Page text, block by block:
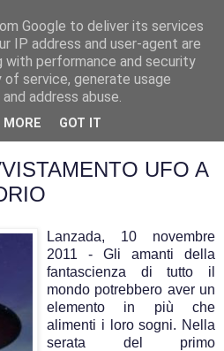
UFO A
Lanzada, 10 novembre
2011 - Gli amanti della
fantascienza di tutto il
mondo potrebbero aver un
elemento in più che
alimenti i loro sogni. Nella
serata del primo
Google to deliver its services
IP address and user-agent are
with performance and security
service, generate usage
address abuse.
MORE GOT IT